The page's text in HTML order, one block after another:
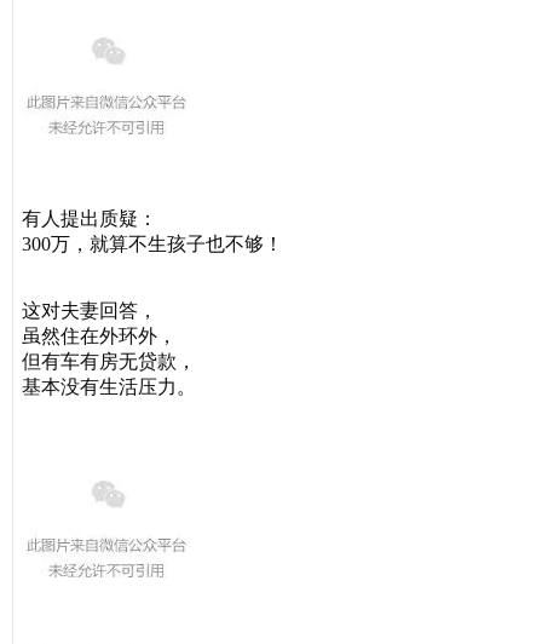
有人提出质疑：
300万，就算不生孩子也不够！
这对夫妻回答，
虽然住在外环外，
但有车有房无贷款，
基本没有生活压力 。